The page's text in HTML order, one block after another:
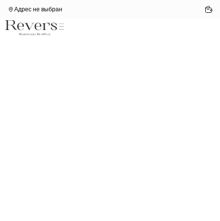
Адрес не выбран